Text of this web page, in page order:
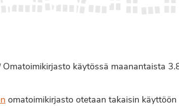
Omatoimikirjasto käytössä maanantaista
omatoimikirjasto otetaan takaisin